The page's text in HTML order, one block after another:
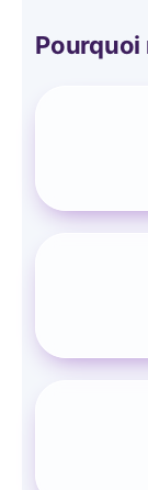
Pourquoi